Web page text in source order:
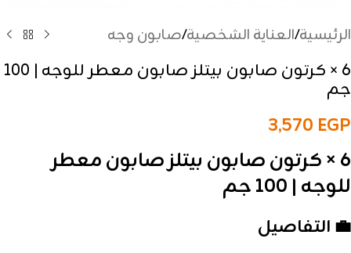
الرئيسية/العناية الشخصية/صابون وجه
6 × كرتون صابون بيتلز صابون معطر للوجه | 100
جم
3,570 EGP
6 × كرتون صابون بيتلز صابون معطر
للوجه | 100 جم
💼 التفاصيل